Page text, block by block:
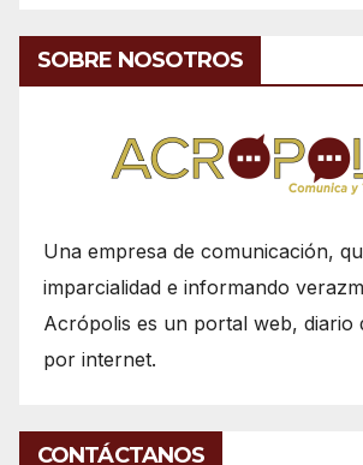
SOBRE NOSOTROS
Una empresa de comunicación,
imparcialidad e informando
Acrópolis es un portal web, diario
por internet.
CONTÁCTANOS